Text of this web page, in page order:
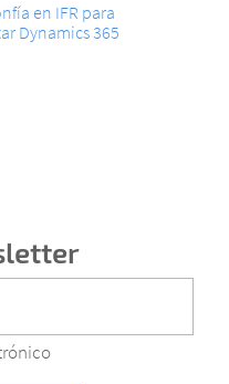
en IFR para
Dynamics 365